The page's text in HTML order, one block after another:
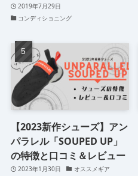
2019年7月29日
コンディショニング
【2023新作シューズ】アン
パラレル「SOUPED UP」
の特徴と口コミ＆レビュー
2023年1月30日 オススメギア